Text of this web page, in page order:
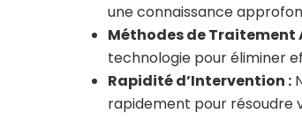
une connaissance
Méthodes de Traitement
technologie pour éliminer
Rapidité d’Intervention :
rapidement pour résoudre